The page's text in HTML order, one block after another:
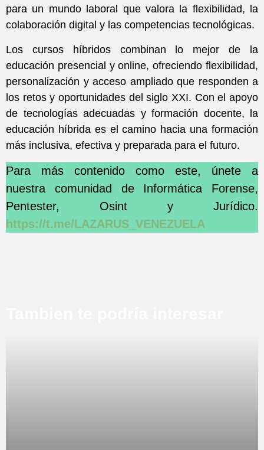
para un mundo laboral que valora la flexibilidad, la
colaboración digital y las competencias tecnológicas.
Los cursos híbridos combinan lo mejor de la
educación presencial y online, ofreciendo flexibilidad,
personalización y acceso ampliado que responden a
los retos y oportunidades del siglo XXI. Con el apoyo
de tecnologías adecuadas y formación docente, la
educación híbrida es el camino hacia una formación
más inclusiva, efectiva y preparada para el futuro.
Para más contenido como este, únete a
nuestra comunidad de Informática Forense,
Pentester, Osint y Jurídico.
https://t.me/LAZARUS_VENEZUELA